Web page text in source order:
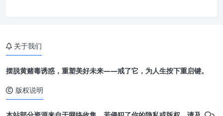
关于我们
摆脱黄赌毒诱惑，重塑美好未来——戒了它，为人生按下重启键。
版权说明